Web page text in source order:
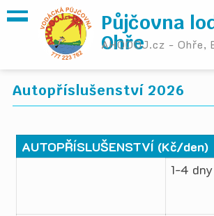
Půjčovna
Ohře
AHOOOJ.cz - Ohře,
Autopříslušenství 2026
AUTOPŘÍSLUŠENSTVÍ (Kč/den)
1-4 dny